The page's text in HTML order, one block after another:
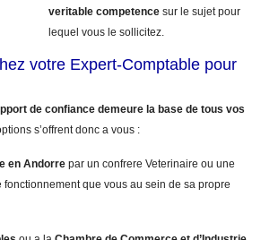
veritable competence sur le sujet pour
lequel vous le sollicitez.
votre Expert-Comptable pour
de confiance demeure la base de tous vos
s’offrent donc a vous :
en Andorre par un confrere Veterinaire ou une
que vous au sein de sa propre